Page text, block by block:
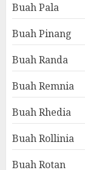
Buah Pala
Buah Pinang
Buah Randa
Buah Remnia
Buah Rhedia
Buah Rollinia
Buah Rotan